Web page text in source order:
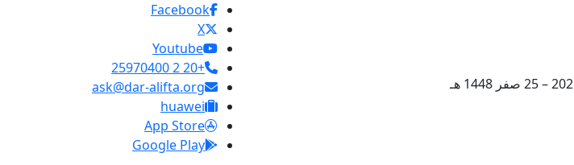
Facebook
X
Youtube
+20 2 25970400
ask@dar-alifta.org
huawei
App Store
Google Play